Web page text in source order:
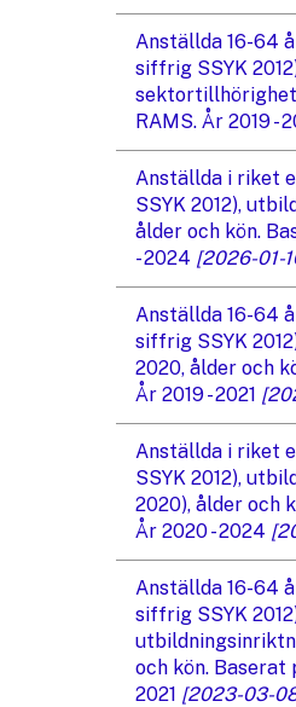
Anställda 16-64
siffrig SSYK
sektortillhörighet
RAMS. År 2019 -
Anställda i riket
SSYK 2012),
ålder och kön.
- 2024 [2026-01-
Anställda 16-64
siffrig SSYK
2020, ålder och
År 2019 - 2021
Anställda i riket
SSYK 2012),
2020), ålder och
År 2020 - 2024
Anställda 16-64
siffrig SSYK
och kön. Baserat
2021 [2023-03-